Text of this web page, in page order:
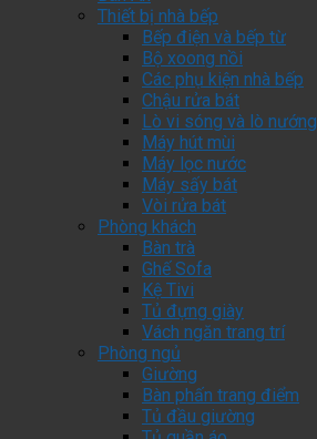
Thiết bị nhà bếp
Bếp điện và bếp từ
Bộ xoong nồi
Các phụ kiện nhà bếp
Chậu rửa bát
Lò vi sóng và lò nướng
Máy hút mùi
Máy lọc nước
Máy sấy bát
Vòi rửa bát
Phòng khách
Bàn trà
Ghế Sofa
Kệ Tivi
Tủ đựng giày
Vách ngăn trang trí
Phòng ngủ
Giường
Bàn phấn trang điểm
Tủ đầu giường